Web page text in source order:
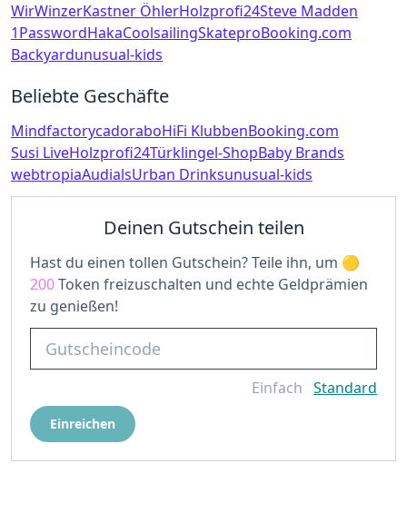
WirWinzerKastner ÖhlerHolzprofi24Steve Madden
1PasswordHakaCoolsailingSkateproBooking.com
Backyardunusual-kids
Beliebte Geschäfte
MindfactorycadoraboHiFi KlubbenBooking.com
Susi LiveHolzprofi24Türklingel-ShopBaby Brands
webtropiaAudialsUrban Drinksunusual-kids
Deinen Gutschein teilen
Hast du einen tollen Gutschein? Teile ihn, um
200Token freizuschalten und echte Geldprämien
zu genießen!
Einfach Standard
Einreichen